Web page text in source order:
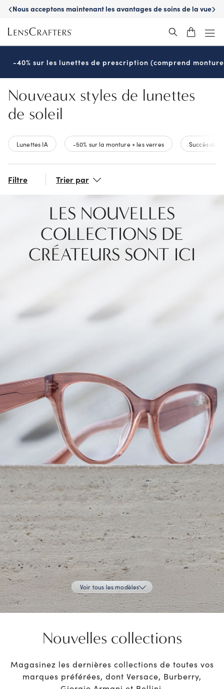
Skip
main
content
Nous acceptons maintenant les avantages de soins de la vue
-40% sur les lunettes de prescription (comprend
Nouveaux styles de lunettes
de soleil
Lunettes IA -50% sur la monture + les verres Succès de
Filtre Trier par
Voir tous les modèles
LES NOUVELLES
COLLECTIONS DE
CRÉATEURS SONT ICI
Nouvelles collections
Magasinez les dernières collections de toutes vos
marques préférées, dont Versace, Burberry,